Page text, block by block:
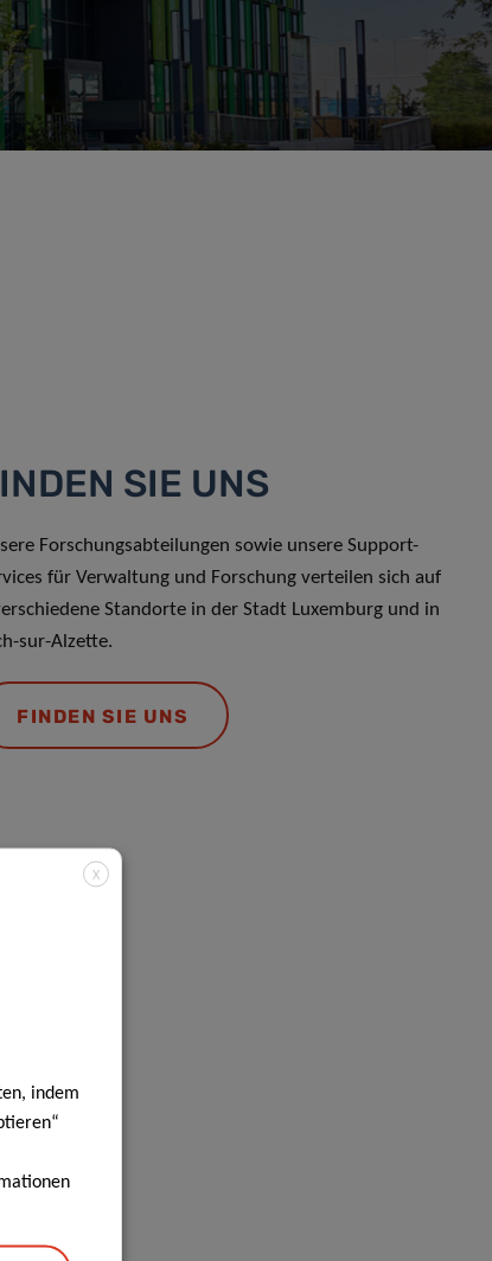
SIE UNS
Forschungsabteilungen sowie unsere Support-
für Verwaltung und Forschung verteilen sich auf
Standorte in der Stadt Luxemburg und in
sur-Alzette.
FINDEN SIE UNS
X
indem